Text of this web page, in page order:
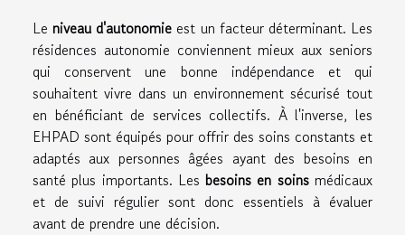
Le niveau d'autonomie est un facteur déterminant. Les
résidences autonomie conviennent mieux aux seniors
qui conservent une bonne indépendance et qui
souhaitent vivre dans un environnement sécurisé tout
en bénéficiant de services collectifs. À l'inverse, les
EHPAD sont équipés pour offrir des soins constants et
adaptés aux personnes âgées ayant des besoins en
santé plus importants. Les besoins en soinsmédicaux
et de suivi régulier sont donc essentiels à évaluer
avant de prendre une décision.